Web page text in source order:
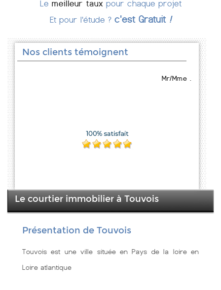
Le meilleur taux pour chaque projet
Et pour l'étude ? c'est Gratuit !
Nos clients témoignent
Mr/Mme .
Le courtier immobilier à Touvois
Présentation de Touvois
Touvois est une ville située en Pays de la loire en
Loire atlantique